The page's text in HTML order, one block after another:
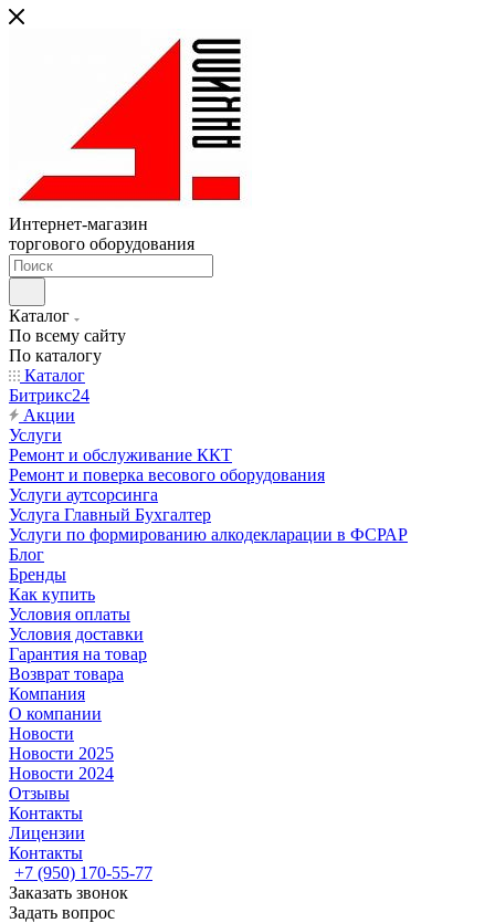
Интернет-магазин
торгового оборудования
Каталог
По всему сайту
По каталогу
Каталог
Битрикс24
Акции
Услуги
Ремонт и обслуживание ККТ
Ремонт и поверка весового оборудования
Услуги аутсорсинга
Услуга Главный Бухгалтер
Услуги по формированию алкодекларации в ФСРАР
Блог
Бренды
Как купить
Условия оплаты
Условия доставки
Гарантия на товар
Возврат товара
Компания
О компании
Новости
Новости 2025
Новости 2024
Отзывы
Контакты
Лицензии
Контакты
+7 (950) 170-55-77
Заказать звонок
Задать вопрос